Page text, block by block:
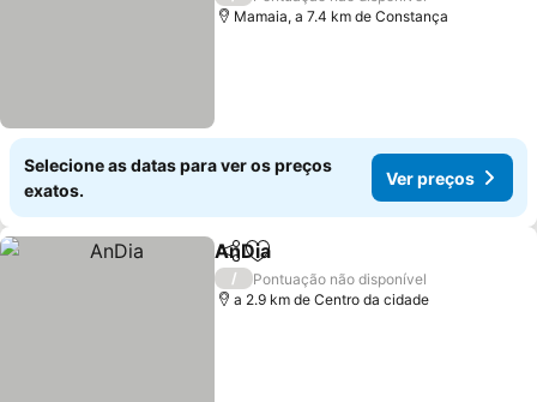
Mamaia, a 7.4 km de Constança
Selecione as datas para ver os preços
exatos.
Ver preços
PartilharAdicionar aos favoritos
AnDia
/
Pontuação não disponível
a 2.9 km de Centro da cidade